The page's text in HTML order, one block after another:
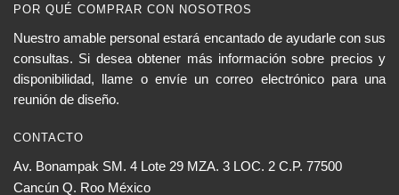
POR QUÉ COMPRAR CON NOSOTROS
Nuestro amable personal estará encantado de ayudarle con sus
consultas. Si desea obtener más información sobre precios y
disponibilidad, llame o envíe un correo electrónico para una
reunión de diseño.
CONTACTO
Av. Bonampak SM. 4 Lote 29 MZA. 3 LOC. 2 C.P. 77500
Cancún Q. Roo México